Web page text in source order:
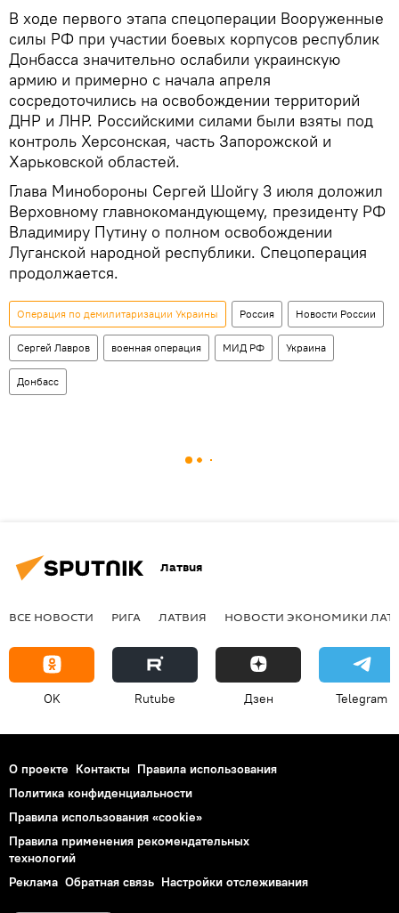
В ходе первого этапа спецоперации Вооруженные
силы РФ при участии боевых корпусов республик
Донбасса значительно ослабили украинскую
армию и примерно с начала апреля
сосредоточились на освобождении территорий
ДНР и ЛНР. Российскими силами были взяты под
контроль Херсонская, часть Запорожской и
Харьковской областей.
Глава Минобороны Сергей Шойгу 3 июля доложил
Верховному главнокомандующему, президенту РФ
Владимиру Путину о полном освобождении
Луганской народной республики. Спецоперация
продолжается.
Операция по демилитаризации Украины Россия Новости России
Сергей Лавров военная операция МИД РФ Украина
Донбасс
Латвия
ВСЕ НОВОСТИ РИГА ЛАТВИЯ НОВОСТИ ЭКОНОМИКИ
OK Rutube Дзен Telegram
О проекте Контакты Правила использования
Политика конфиденциальности
Правила использования «cookie»
Правила применения рекомендательных
технологий
Реклама Обратная связь Настройки отслеживания